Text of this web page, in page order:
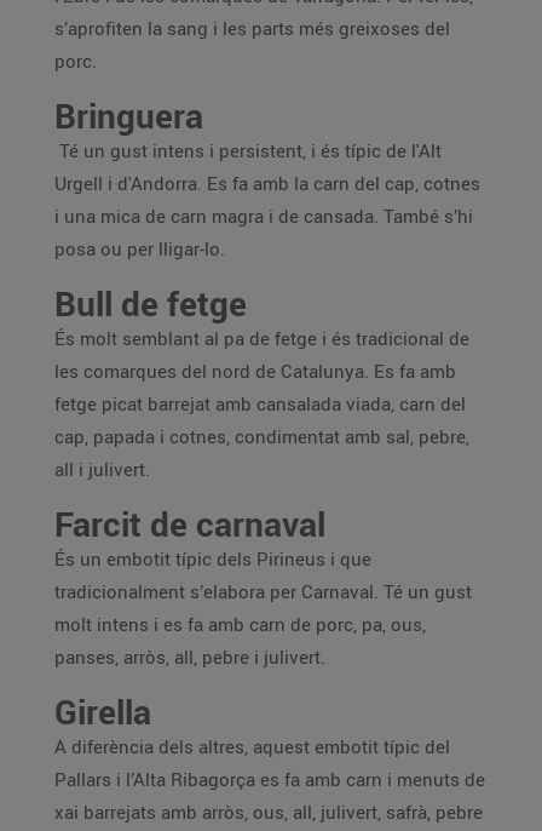
s’aprofiten la sang i les parts més greixoses del
porc.
Bringuera
Té un gust intens i persistent, i és típic de l'Alt
Urgell i d'Andorra. Es fa amb la carn del cap, cotnes
i una mica de carn magra i de cansada. També s’hi
posa ou per lligar-lo.
Bull de fetge
És molt semblant al pa de fetge i és tradicional de
les comarques del nord de Catalunya. Es fa amb
fetge picat barrejat amb cansalada viada, carn del
cap, papada i cotnes, condimentat amb sal, pebre,
all i julivert.
Farcit de carnaval
És un embotit típic dels Pirineus i que
tradicionalment s’elabora per Carnaval. Té un gust
molt intens i es fa amb carn de porc, pa, ous,
panses, arròs, all, pebre i julivert.
Girella
A diferència dels altres, aquest embotit típic del
Pallars i l’Alta Ribagorça es fa amb carn i menuts de
xai barrejats amb arròs, ous, all, julivert, safrà, pebre